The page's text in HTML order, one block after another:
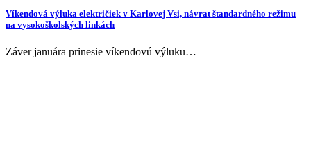
Víkendová výluka električiek v Karlovej Vsi, návrat štandardného režimu
na vysokoškolských linkách
Záver januára prinesie víkendovú výluku…